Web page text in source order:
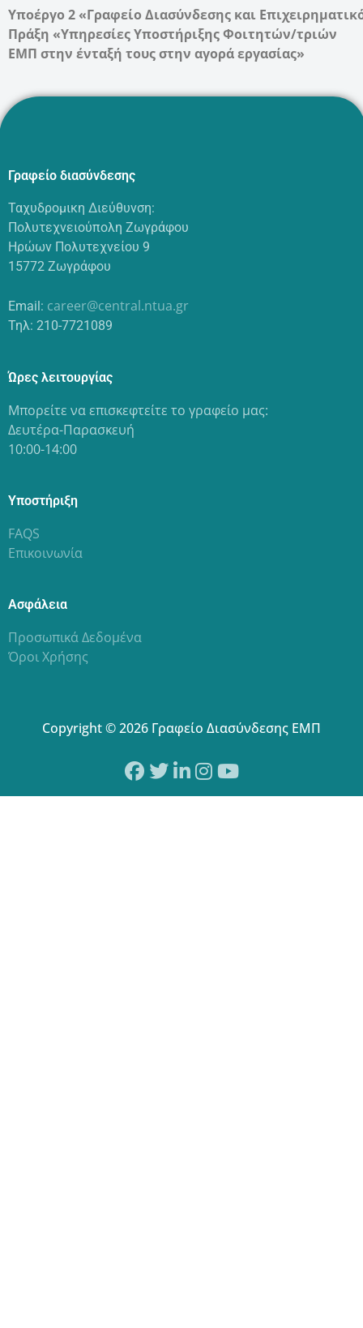
Υποέργο 2 «Γραφείο Διασύνδεσης και
Πράξη «Υπηρεσίες Υποστήριξης Φοιτητών/τριών
ΕΜΠ στην ένταξή τους στην αγορά εργασίας»
Γραφείο διασύνδεσης
Ταχυδρομικη Διεύθυνση:
Πολυτεχνειούπολη Ζωγράφου
Ηρώων Πολυτεχνείου 9
15772 Ζωγράφου
Email: career@central.ntua.gr
Τηλ: 210-7721089
Ώρες λειτουργίας
Μπορείτε να επισκεφτείτε το γραφείο μας:
Δευτέρα-Παρασκευή
10:00-14:00
Υποστήριξη
FAQS
Επικοινωνία
Ασφάλεια
Προσωπικά Δεδομένα
Όροι Χρήσης
Copyright © 2026 Γραφείο Διασύνδεσης ΕΜΠ